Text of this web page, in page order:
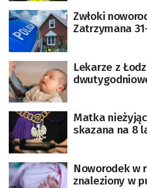
Zwłoki
Zatrzymana
Lekarze z
Matka
skazana na 8
Noworodek w
znaleziony w